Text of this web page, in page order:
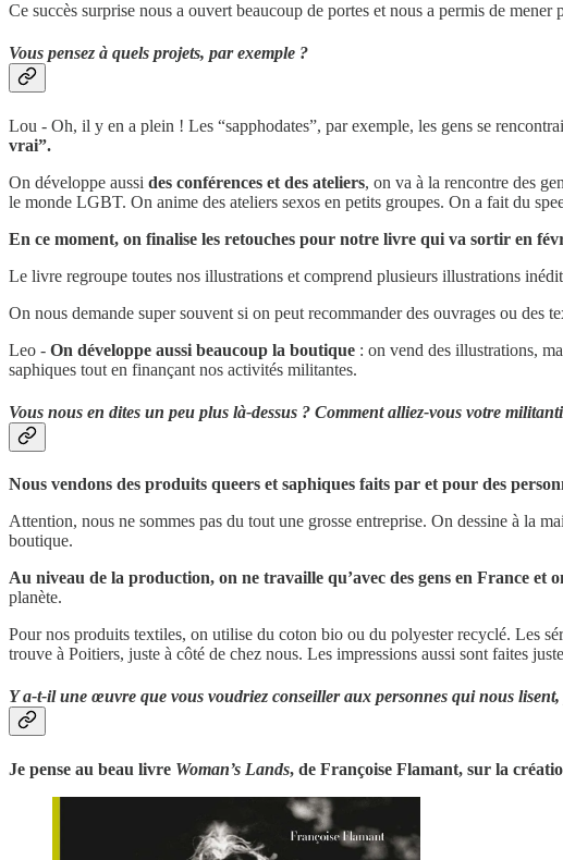
Ce succès surprise nous a ouvert beaucoup de portes et nous a permis de mener
Vous pensez à quels projets, par exemple ?
Lou - Oh, il y en a plein ! Les “sapphodates”, par exemple, les gens se
vrai”.
On développe aussi des conférences et des ateliers, on va à la rencontre des
le monde LGBT. On anime des ateliers sexos en petits groupes. On a fait du
En ce moment, on finalise les retouches pour notre livre qui va sortir en
Le livre regroupe toutes nos illustrations et comprend plusieurs illustrations
On nous demande super souvent si on peut recommander des ouvrages ou des
Leo - On développe aussi beaucoup la boutique : on vend des illustrations,
saphiques tout en finançant nos activités militantes.
Vous nous en dites un peu plus là-dessus ? Comment alliez-vous votre
Nous vendons des produits queers et saphiques faits par et pour des
Attention, nous ne sommes pas du tout une grosse entreprise. On dessine à la
boutique.
Au niveau de la production, on ne travaille qu’avec des gens en France et
planète.
Pour nos produits textiles, on utilise du coton bio ou du polyester recyclé. Les
trouve à Poitiers, juste à côté de chez nous. Les impressions aussi sont faites
Y a-t-il une œuvre que vous voudriez conseiller aux personnes qui nous
Je pense au beau livre Woman’s Lands, de Françoise Flamant, sur la